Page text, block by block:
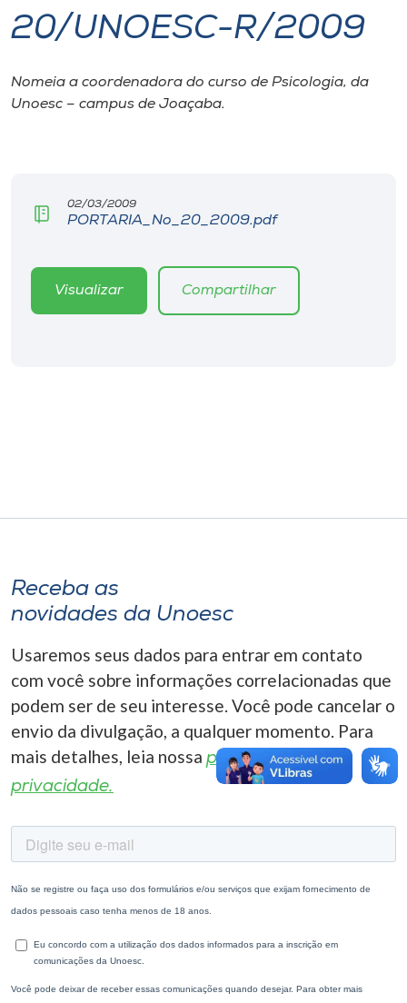
I.nova
Diplomados
CPA
Editora
Selecione
o idioma
20/UNOESC-R/2009
Nomeia a coordenadora do curso de Psicologia, da
Unoesc – campus de Joaçaba.
02/03/2009
PORTARIA_No_20_2009.pdf
Visualizar Compartilhar
Receba as
novidades da Unoesc
Usaremos seus dados para entrar em contato
com você sobre informações correlacionadas que
podem ser de seu interesse. Você pode cancelar o
envio da divulgação, a qualquer momento. Para
mais detalhes, leia nossa política de
privacidade.